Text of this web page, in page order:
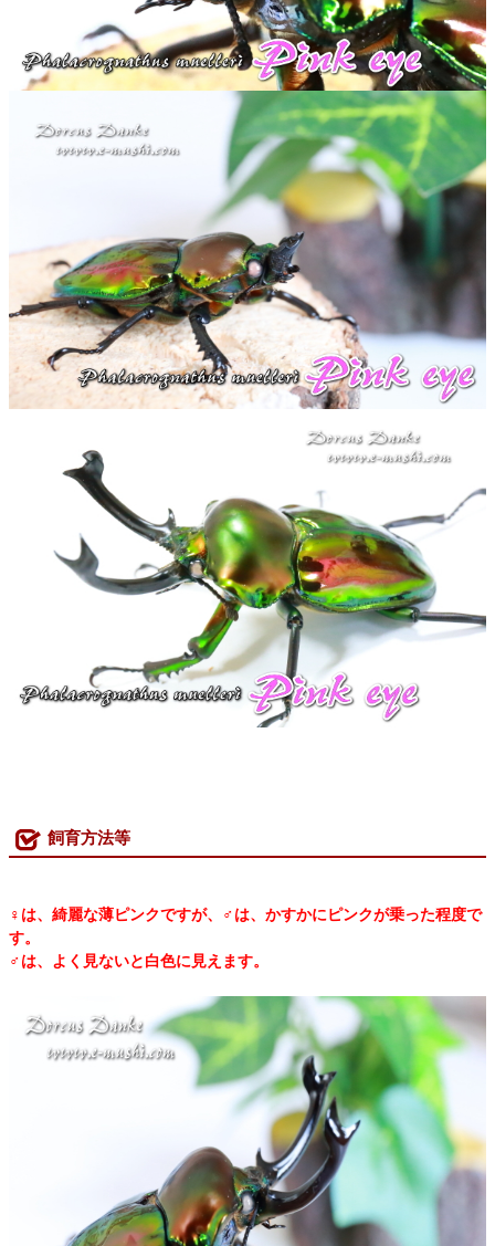
飼育方法等
♀は、綺麗な薄ピンクですが、♂は、かすかにピンクが乗った程度で
す。
♂は、よく見ないと白色に見えます。